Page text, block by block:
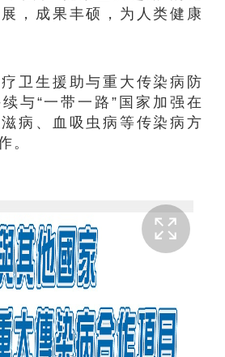
，成果丰硕，为人类健康
生援助与重大传染病防
与“一带一路”国家加强在
病、血吸虫病等传染病方
。